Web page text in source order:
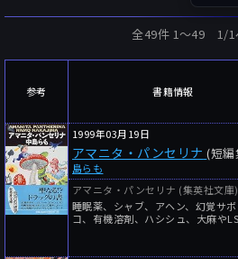
～
～
読者数
年代
年代と月の範囲
先月以降 今月
～
全49件 1〜49 1/1
参考 書籍情報
1999年03月19日
アマニタ・パンセリナ (短編
島らも
アマニタ・パンセリナ (集英社文庫
睡眠薬、シャブ、アヘン、幻覚サ
コ、有機溶剤、ハシシュ、大麻や